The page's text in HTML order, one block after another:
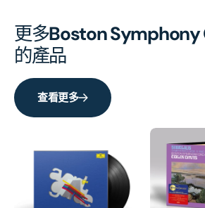
更多Boston
的產品
查看更多